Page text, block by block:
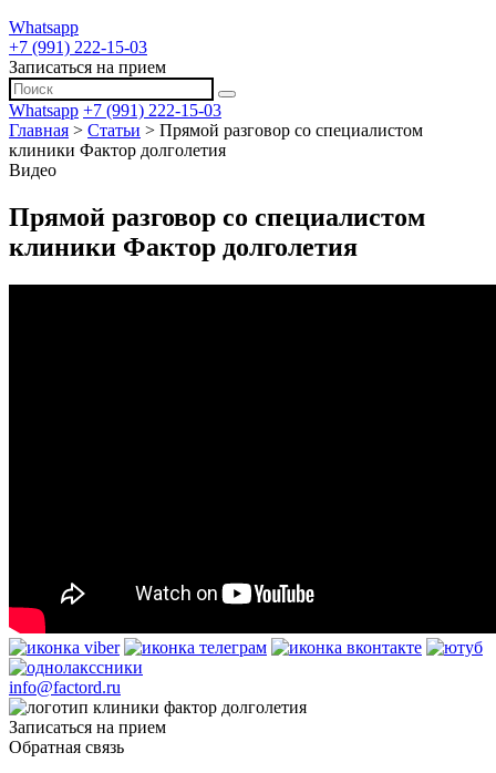
Whatsapp
+7 (991) 222-15-03
Записаться на прием
Whatsapp +7 (991) 222-15-03
Главная > Статьи > Прямой разговор со специалистом
клиники Фактор долголетия
Видео
Прямой разговор со специалистом
клиники Фактор долголетия
info@factord.ru
Записаться на прием
Обратная связь